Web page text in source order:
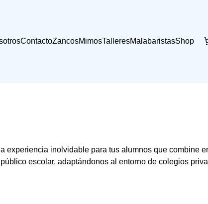
ContactoZancosMimosTalleresMalabaristasShop
inolvidable para tus alumnos que combine
escolar, adaptándonos al entorno de colegios